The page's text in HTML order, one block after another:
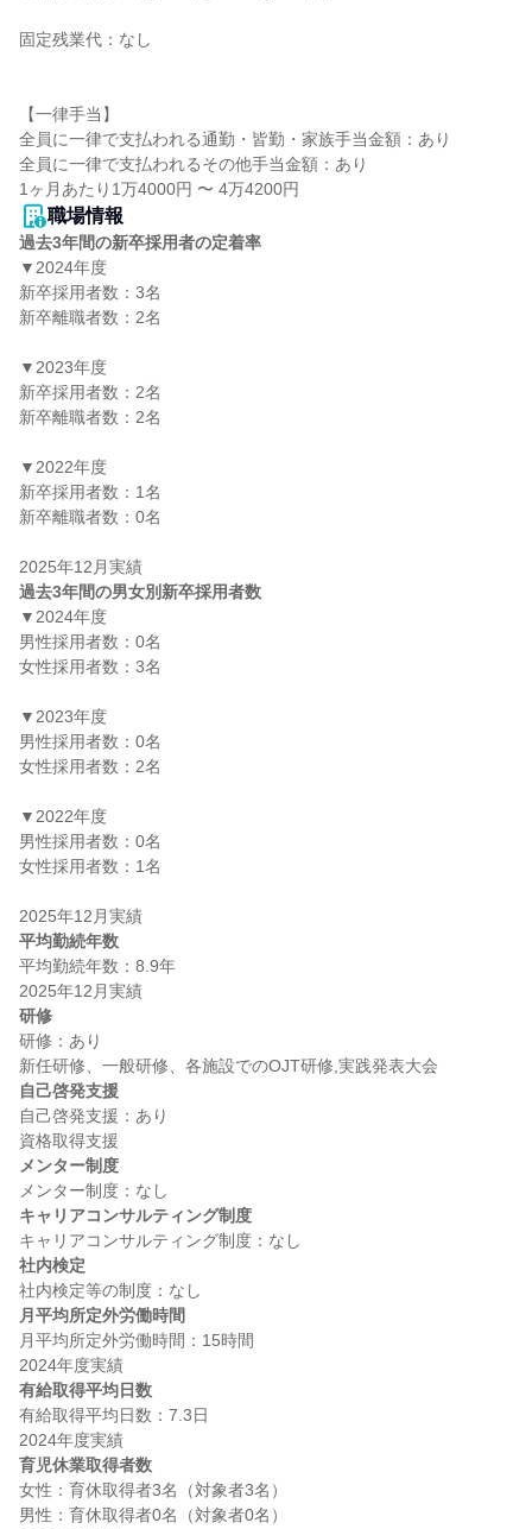
固定残業代：なし
【一律手当】
全員に一律で支払われる通勤・皆勤・家族手当金額：あり
全員に一律で支払われるその他手当金額：あり
職場情報
過去3年間の新卒採用者の定着率
▼2024年度
新卒採用者数：3名
新卒離職者数：2名
▼2023年度
新卒採用者数：2名
新卒離職者数：2名
▼2022年度
新卒採用者数：1名
新卒離職者数：0名
過去3年間の男女別新卒採用者数
▼2024年度
男性採用者数：0名
女性採用者数：3名
▼2023年度
男性採用者数：0名
女性採用者数：2名
▼2022年度
男性採用者数：0名
女性採用者数：1名
平均勤続年数
平均勤続年数：8.9年
研修
研修：あり
自己啓発支援
自己啓発支援：あり
メンター制度
キャリアコンサルティング制度
社内検定
月平均所定外労働時間
月平均所定外労働時間：15時間
有給取得平均日数
有給取得平均日数：7.3日
育児休業取得者数
女性：育休取得者3名（対象者3名）
男性：育休取得者0名（対象者0名）